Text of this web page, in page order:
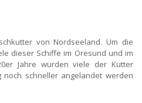
von Nordseeland. Um die
dieser Schiffe im Öresund und im
Jahre wurden viele der Kutter
noch schneller angelandet werden